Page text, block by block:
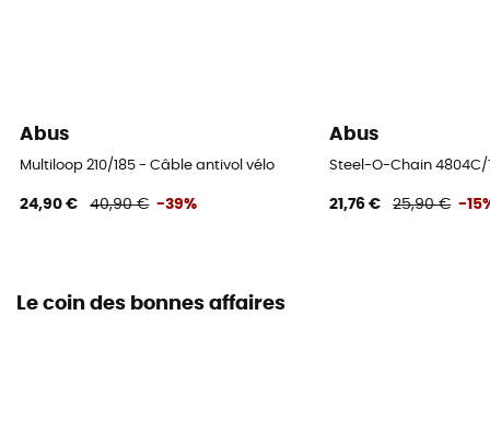
Abus
Multiloop 210/185 - Câble antivol vélo
24,90 € 40,90 € -39%
Abus
Steel-O-Chain
21,76 € 25,90 € -
Le coin des bonnes affaires